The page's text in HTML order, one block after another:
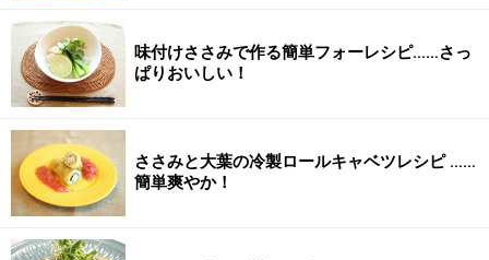
味付けささみで作る簡単フォーレシピ……さっ
ぱりおいしい！
ささみと大葉の冷製ロールキャベツレシピ ……
簡単爽やか！